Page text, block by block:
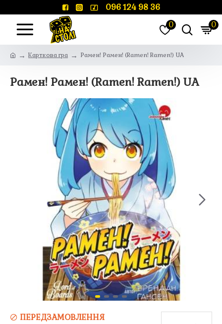
096 124 98 36
0 0
Карткова гра Рамен! Рамен! (Ramen! Ramen!) UA
Рамен! Рамен! (Ramen! Ramen!) UA
ПЕРЕДЗАМОВЛЕННЯ